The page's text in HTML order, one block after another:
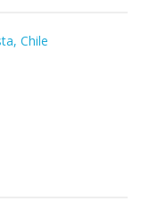
Chile